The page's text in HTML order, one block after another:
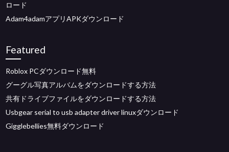
ロード
Adam4adamアプリAPKダウンロード
Featured
Roblox PCダウンロード無料
グーグル写真アルバムをダウンロードする方法
共有ドライブファイルをダウンロードする方法
Usbgear serial to usb adapter driver linuxダウンロード
Gigglebellies無料ダウンロード